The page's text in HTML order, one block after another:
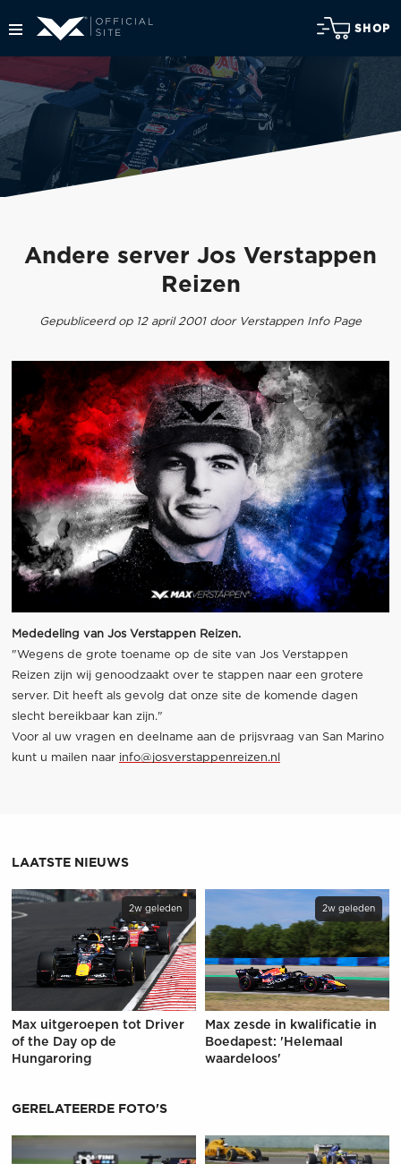
SHOP
Andere server Jos Verstappen
Reizen
Gepubliceerd op 12 april 2001 door Verstappen Info Page
Mededeling van Jos Verstappen Reizen.
"Wegens de grote toename op de site van Jos Verstappen
Reizen zijn wij genoodzaakt over te stappen naar een grotere
server. Dit heeft als gevolg dat onze site de komende dagen
slecht bereikbaar kan zijn."
Voor al uw vragen en deelname aan de prijsvraag van San Marino
kunt u mailen naar info@josverstappenreizen.nl
LAATSTE NIEUWS
2w geleden
Max uitgeroepen tot Driver
of the Day op de
Hungaroring
2w geleden
Max zesde in kwalificatie in
Boedapest: 'Helemaal
waardeloos'
GERELATEERDE FOTO'S